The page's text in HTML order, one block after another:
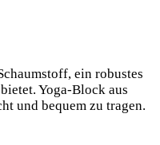
ein ​robustes
Yoga-Block aus
und bequem zu tragen.